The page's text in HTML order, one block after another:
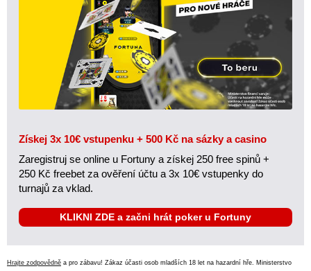
Získej 3x 10€ vstupenku + 500 Kč na sázky a casino
Zaregistruj se online u Fortuny a získej 250 free spinů +
250 Kč freebet za ověření účtu a 3x 10€ vstupenky do
turnajů za vklad.
KLIKNI ZDE a začni hrát poker u Fortuny
Hrajte zodpovědně a pro zábavu! Zákaz účasti osob mladších 18 let na hazardní hře. Ministerstvo